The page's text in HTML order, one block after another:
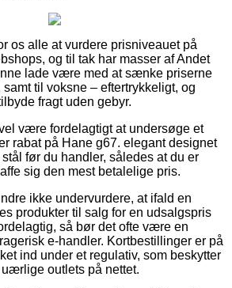
os alle at vurdere prisniveauet på
og til tak har masser af Andet
lade være med at sænke priserne
til voksne – eftertrykkeligt, og
fragt uden gebyr.
være fordelagtigt at undersøge et
rabat på Hane g67. elegant designet
før du handler, således at du er
sig den mest betalelige pris.
ikke undervurdere, at ifald en
produkter til salg for en udsalgspris
så bør det ofte være en
e-handler. Kortbestillinger er på
ind under et regulativ, som beskytter
outlets på nettet.